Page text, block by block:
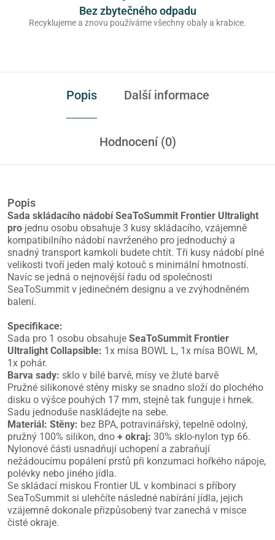
Bez zbytečného odpadu
Recyklujeme a znovu používáme všechny obaly a krabice.
Popis Další informace
Hodnocení (0)
Popis
Sada skládacího nádobí SeaToSummit Frontier Ultralight
pro jednu osobu obsahuje 3 kusy skládacího, vzájemně
kompatibilního nádobí navrženého pro jednoduchý a
snadný transport kamkoli budete chtít. Tři kusy nádobí plné
velikosti tvoří jeden malý kotouč s minimální hmotností.
Navíc se jedná o nejnovější řadu od společnosti
SeaToSummit v jedinečném designu a ve zvýhodněném
balení.
Specifikace:
Sada pro 1 osobu obsahuje SeaToSummit Frontier
Ultralight Collapsible: 1x mísa BOWL L, 1x mísa BOWL M,
1x pohár.
Barva sady: sklo v bílé barvě, mísy ve žluté barvě
Pružné silikonové stěny misky se snadno složí do plochého
disku o výšce pouhých 17 mm, stejně tak funguje i hrnek.
Sadu jednoduše naskládejte na sebe.
Materiál: Stěny: bez BPA, potravinářský, tepelně odolný,
pružný 100% silikon, dno + okraj: 30% sklo-nylon typ 66.
Nylonové části usnadňují uchopení a zabraňují
nežádoucímu popálení prstů při konzumaci hořkého nápoje,
polévky nebo jiného jídla.
Se skládací miskou Frontier UL v kombinaci s příbory
SeaToSummit si ulehčíte následné nabírání jídla, jejich
vzájemně dokonale přizpůsobený tvar zanechá v misce
čisté okraje.